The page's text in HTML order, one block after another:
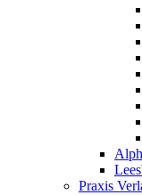
Praxis